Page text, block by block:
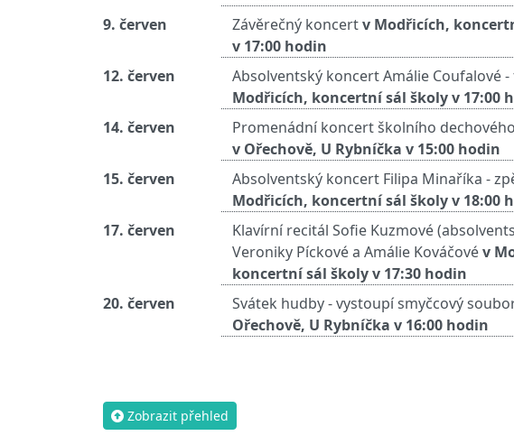
9. červen
Závěrečný koncertv Modřicích,
v 17:00 hodin
12. červen
Absolventský koncert Amálie Coufalové
Modřicích, koncertní sál školy v 17:00
14. červen
Promenádní koncert školního
v Ořechově, U Rybníčka v 15:00 hodin
15. červen
Absolventský koncert Filipa Minaříka -
Modřicích, koncertní sál školy v 18:00
17. červen
Klavírní recitál Sofie Kuzmové
Veroniky Píckové a Amálie Kováčovév
koncertní sál školy v 17:30 hodin
20. červen
Svátek hudby - vystoupí smyčcový
Ořechově, U Rybníčka v 16:00 hodin
Zobrazit přehled